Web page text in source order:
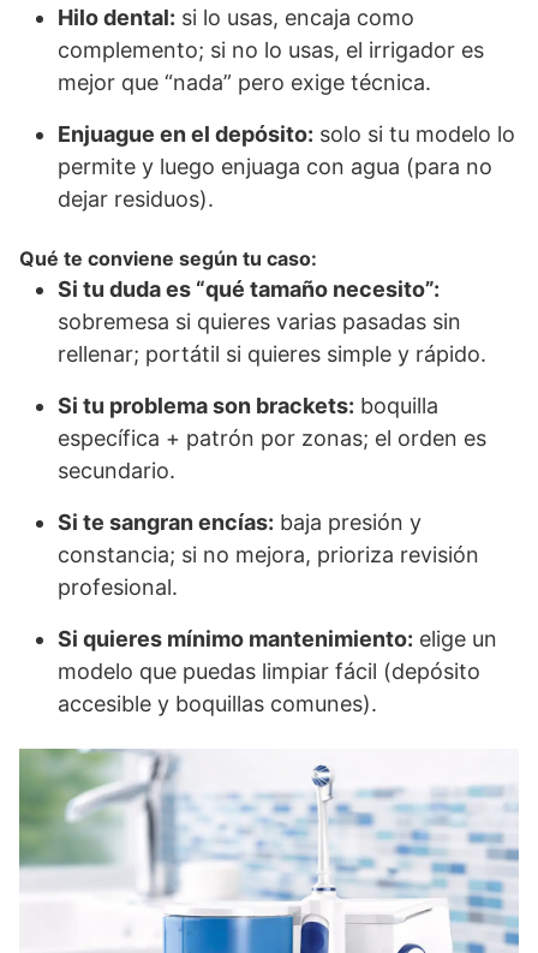
Hilo dental: si lo usas, encaja como
complemento; si no lo usas, el irrigador es
mejor que “nada” pero exige técnica.
Enjuague en el depósito: solo si tu modelo lo
permite y luego enjuaga con agua (para no
dejar residuos).
Qué te conviene según tu caso:
Si tu duda es “qué tamaño necesito”:
sobremesa si quieres varias pasadas sin
rellenar; portátil si quieres simple y rápido.
Si tu problema son brackets: boquilla
específica + patrón por zonas; el orden es
secundario.
Si te sangran encías: baja presión y
constancia; si no mejora, prioriza revisión
profesional.
Si quieres mínimo mantenimiento: elige un
modelo que puedas limpiar fácil (depósito
accesible y boquillas comunes).